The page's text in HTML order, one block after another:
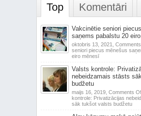
Top Komentāri
Vakcinētie seniori
saņems pabalstu 20
oktobris 13, 2021,
seniori piecus mēnešus
eiro mēnesī
Valsts kontrole:
nebeidzamais stāsts
budžetu
maijs 16, 2019, Comments
kontrole: Privatizācijas
sāk tukšot valsts budžetu